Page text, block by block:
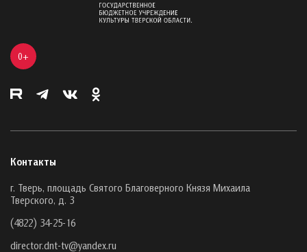
0+
Контакты
г. Тверь, площадь Святого Благоверного Князя Михаила
Тверского, д. 3
(4822) 34-25-16
director.dnt-tv@yandex.ru